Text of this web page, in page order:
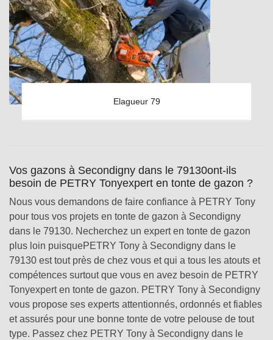
Elagueur 79
Vos gazons à Secondigny dans le 79130ont-ils
besoin de PETRY Tonyexpert en tonte de gazon ?
Nous vous demandons de faire confiance à PETRY Tony
pour tous vos projets en tonte de gazon à Secondigny
dans le 79130. Necherchez un expert en tonte de gazon
plus loin puisquePETRY Tony à Secondigny dans le
79130 est tout près de chez vous et qui a tous les atouts et
compétences surtout que vous en avez besoin de PETRY
Tonyexpert en tonte de gazon. PETRY Tony à Secondigny
vous propose ses experts attentionnés, ordonnés et fiables
et assurés pour une bonne tonte de votre pelouse de tout
type. Passez chez PETRY Tony à Secondigny dans le